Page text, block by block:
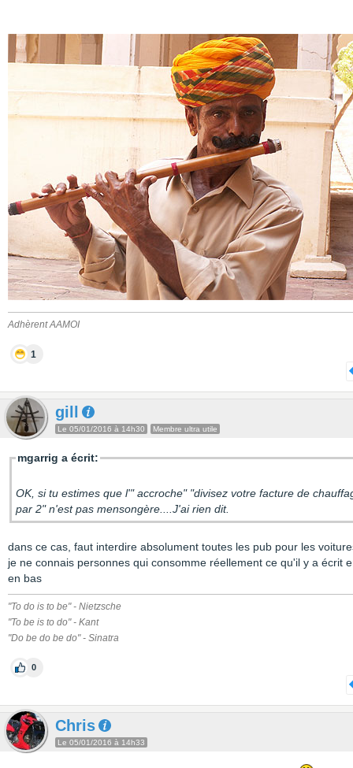
Adhèrent AAMOI
1
gill
Le 05/01/2016 à 14h30 Membre ultra utile
mgarrig a écrit:
OK, si tu estimes que l'" accroche" "divisez votre facture de
par 2" n'est pas mensongère....J'ai rien dit.
dans ce cas, faut interdire absolument toutes les pub pour les
je ne connais personnes qui consomme réellement ce qu'il y a écrit
en bas
"To do is to be" - Nietzsche
"To be is to do" - Kant
"Do be do be do" - Sinatra
0
Chris
Le 05/01/2016 à 14h33